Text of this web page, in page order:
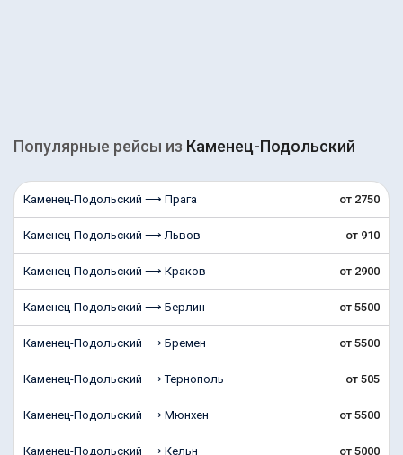
Популярные рейсы из Каменец-Подольский
Каменец-Подольский ⟶ Прага от 2750
Каменец-Подольский ⟶ Львов от 910
Каменец-Подольский ⟶ Краков от 2900
Каменец-Подольский ⟶ Берлин от 5500
Каменец-Подольский ⟶ Бремен от 5500
Каменец-Подольский ⟶ Тернополь от 505
Каменец-Подольский ⟶ Мюнхен от 5500
Каменец-Подольский ⟶ Кельн от 5000